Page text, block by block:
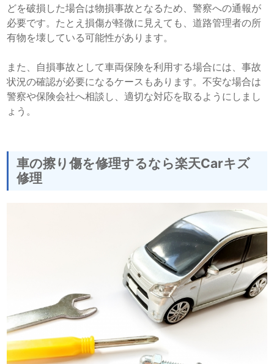
どを破損した場合は物損事故となるため、警察への通報が
必要です。たとえ損傷が軽微に見えても、道路管理者の所
有物を壊している可能性があります。
また、自損事故として車両保険を利用する場合には、事故
状況の確認が必要になるケースもあります。不安な場合は
警察や保険会社へ相談し、適切な対応を取るようにしまし
ょう。
車の擦り傷を修理するなら楽天Carキズ
修理